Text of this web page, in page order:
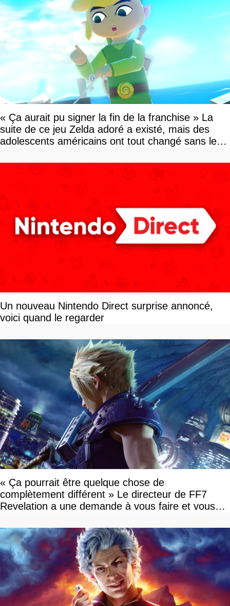
« Ça aurait pu signer la fin de la franchise » La
suite de ce jeu Zelda adoré a existé, mais des
adolescents américains ont tout changé sans le
Un nouveau Nintendo Direct surprise annoncé,
voici quand le regarder
« Ça pourrait être quelque chose de
complètement différent » Le directeur de FF7
Revelation a une demande à vous faire et vous